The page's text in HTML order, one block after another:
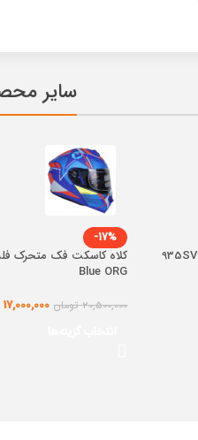
سایر
کلاه کاسکت فک متحرک فلش مدل 935SV
-17%
Blue ORG
20,500,000 تومان 17,000,000